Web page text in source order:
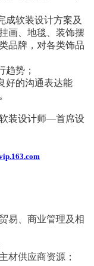
成软装设计方案及
画、地毯、装饰摆
品牌，对各类饰品
趋势；
好的沟通表达能
装设计师—首席设
易、商业管理及相
材供应商资源；